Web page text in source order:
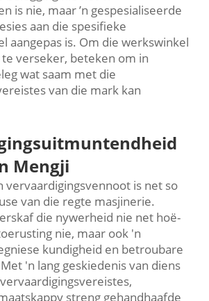
is nie, maar ’n gespesialiseerde
aan die spesifieke
aangepas is. Om die werkswinkel
verseker, beteken om in
wat saam met die
van die mark kan
Mengji
vervaardigingsvennoot is net so
van die regte masjinerie.
die nywerheid nie net hoë-
nie, maar ook 'n
kundigheid en betroubare
'n lang geskiedenis van diens
streng gehandhaafde